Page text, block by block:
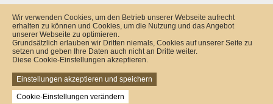
Versandkosten
Kontakt
Zahlungsmöglichkeiten
Rückgabe & Widerrufsrecht
Impressum
Datenschutz
Sitemap
Wir verwenden Cookies, um den Betrieb unserer Webseite aufrecht
erhalten zu können und Cookies, um die Nutzung und das Angebot
unserer Webseite zu optimieren.
Grundsätzlich erlauben wir Dritten niemals, Cookies auf unserer Seite zu
setzen und geben Ihre Daten auch nicht an Dritte weiter.
Diese Cookie-Einstellungen akzeptieren.
Einstellungen akzeptieren und speichern
Cookie-Einstellungen verändern